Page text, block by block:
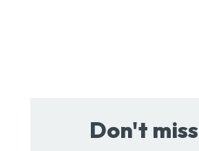
Don't miss